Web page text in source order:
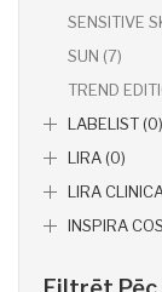
SENSITIVE
SUN (7)
TREND
LABELIST (0)
LIRA (0)
LIRA
INSPIRA